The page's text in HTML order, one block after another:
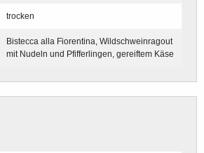
trocken
Bistecca alla Fiorentina, Wildschweinragout
mit Nudeln und Pfifferlingen, gereiftem Käse